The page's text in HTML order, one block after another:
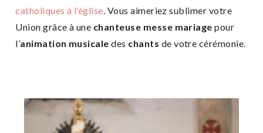
catholiques à l’église. Vous aimeriez sublimer votre
Union grâce à une chanteuse messe mariagepour
l’animation musicaledes chants de votre cérémonie.